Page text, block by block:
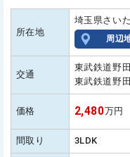
所在地
埼玉県さい
周辺
交通
東武鉄道野
東武鉄道野
価格 2,480万円
間取り 3LDK